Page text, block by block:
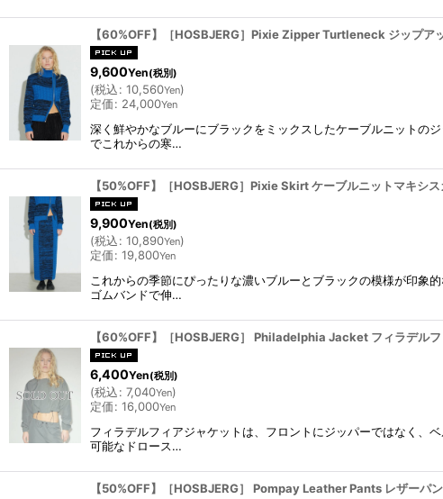
【60%OFF】［HOSBJERG］Pixie Zipper Turtleneck ジップア
9,600Yen(税別)
(税込: 10,560Yen)
定価: 24,000Yen
深く鮮やかなブルーにブラックをミックスしたケーブルニットの
でこれからの寒…
【50%OFF】［HOSBJERG］Pixie Skirt ケーブルニットマキシス
9,900Yen(税別)
(税込: 10,890Yen)
定価: 19,800Yen
これからの季節にぴったりな濃いブルーとブラックの模様が印象
ゴムバンドで伸…
【60%OFF】［HOSBJERG］ Philadelphia Jacket フィラデル
6,400Yen(税別)
(税込: 7,040Yen)
定価: 16,000Yen
フィラデルフィアジャケットは、フロントにジッパーではなく、
可能なドロース…
【50%OFF】［HOSBJERG］ Pompay Leather Pants レザーパ